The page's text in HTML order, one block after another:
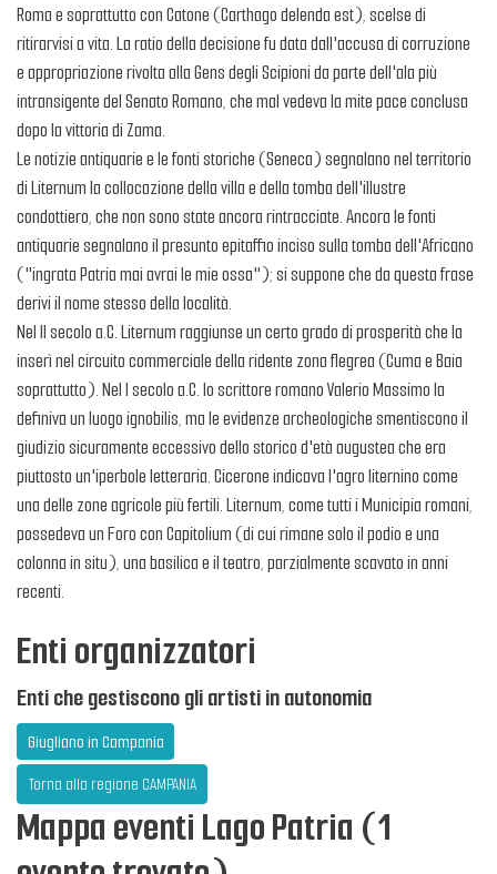
Roma e soprattutto con Catone (Carthago delenda est), scelse di
ritirarvisi a vita. La ratio della decisione fu data dall'accusa di corruzione
e appropriazione rivolta alla Gens degli Scipioni da parte dell'ala più
intransigente del Senato Romano, che mal vedeva la mite pace conclusa
dopo la vittoria di Zama.
Le notizie antiquarie e le fonti storiche (Seneca) segnalano nel territorio
di Liternum la collocazione della villa e della tomba dell'illustre
condottiero, che non sono state ancora rintracciate. Ancora le fonti
antiquarie segnalano il presunto epitaffio inciso sulla tomba dell'Africano
("ingrata Patria mai avrai le mie ossa"); si suppone che da questa frase
derivi il nome stesso della località.
Nel II secolo a.C. Liternum raggiunse un certo grado di prosperità che la
inserì nel circuito commerciale della ridente zona flegrea (Cuma e Baia
soprattutto). Nel I secolo a.C. lo scrittore romano Valerio Massimo la
definiva un luogo ignobilis, ma le evidenze archeologiche smentiscono il
giudizio sicuramente eccessivo dello storico d'età augustea che era
piuttosto un'iperbole letteraria. Cicerone indicava l'agro liternino come
una delle zone agricole più fertili. Liternum, come tutti i Municipia romani,
possedeva un Foro con Capitolium (di cui rimane solo il podio e una
colonna in situ), una basilica e il teatro, parzialmente scavato in anni
recenti.
Enti organizzatori
Enti che gestiscono gli artisti in autonomia
Giugliano in Campania
Torna alla regione CAMPANIA
Mappa eventi Lago Patria (1